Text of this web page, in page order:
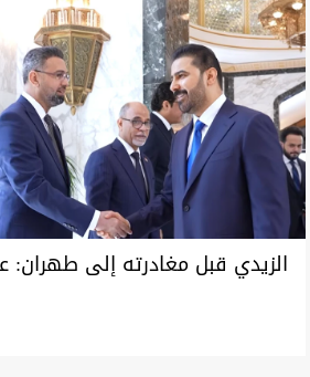
الزيدي قبل مغادرته إلى طهران:
تقوم على احترام السيادة